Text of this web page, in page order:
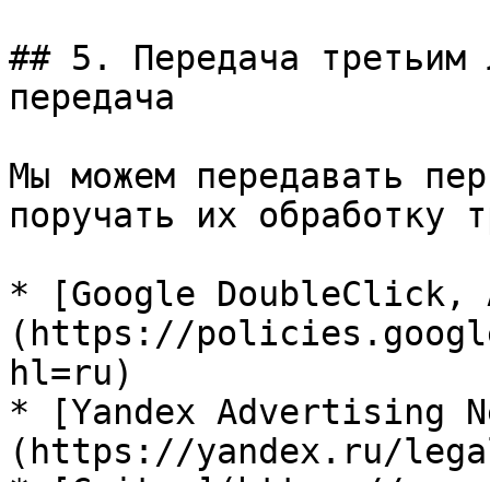
## 5. Передача третьим
передача
Мы можем передавать
поручать их обработку
* [Google DoubleClick,
(https://
hl=ru)
* [Yandex Advertising
(https://yandex.ru/